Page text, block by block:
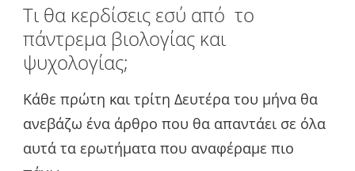
Τι θα κερδίσεις εσύ από το
πάντρεμα βιολογίας και
ψυχολογίας;
Κάθε πρώτη και τρίτη Δευτέρα του μήνα θα
ανεβάζω ένα άρθρο που θα απαντάει σε όλα
αυτά τα ερωτήματα που αναφέραμε πιο